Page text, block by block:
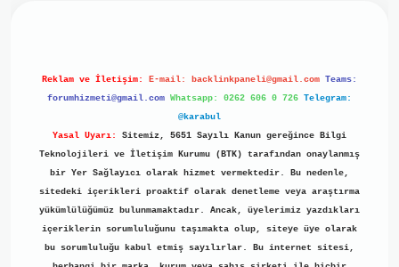
Reklam ve İletişim: E-mail: backlinkpaneli@gmail.com Teams:
forumhizmeti@gmail.com Whatsapp: 0262 606 0 726 Telegram:
@karabul
Yasal Uyarı:
Sitemiz, 5651 Sayılı Kanun gereğince Bilgi
Teknolojileri ve İletişim Kurumu (BTK) tarafından onaylanmış
bir Yer Sağlayıcı olarak hizmet vermektedir. Bu nedenle,
sitedeki içerikleri proaktif olarak denetleme veya araştırma
yükümlülüğümüz bulunmamaktadır. Ancak, üyelerimiz yazdıkları
içeriklerin sorumluluğunu taşımakta olup, siteye üye olarak
bu sorumluluğu kabul etmiş sayılırlar. Bu internet sitesi,